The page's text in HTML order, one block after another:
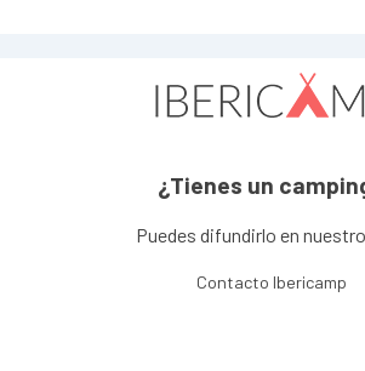
¿Tienes un
Puedes difundirlo en
Contacto Ibericamp